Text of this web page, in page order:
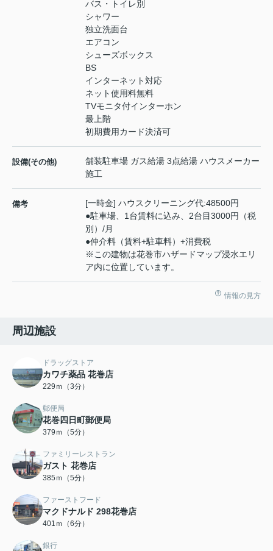
バス・トイレ別
シャワー
独立洗面台
エアコン
シューズボックス
BS
インターネット対応
ネット使用料無料
TVモニタ付インターホン
最上階
初期費用カード決済可
設備(その他)
舗装駐車場 ガス給湯 3点給湯 ハウスメーカー
施工
備考
[一時金] ハウスクリーニング代:48500円
●駐車場、1台賃料に込み、2台目3000円（税
別）/月
●仲介料（賃料+駐車料）+消費税
※この建物は花巻市ハザードマップ浸水エリ
ア内に位置しています。
情報の見方
周辺施設
ドラッグストア
カワチ薬品 花巻店
229ｍ（3分）
郵便局
花巻四日町郵便局
379ｍ（5分）
ファミリーレストラン
ガスト 花巻店
385ｍ（5分）
ファーストフード
マクドナルド 298花巻店
401ｍ（6分）
銀行